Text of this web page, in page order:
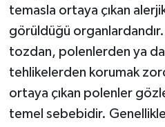
temasla ortaya çıkan
görüldüğü
tozdan, polenlerden ya
tehlikelerden korumak
ortaya çıkan polenler
temel sebebidir.
Yerel